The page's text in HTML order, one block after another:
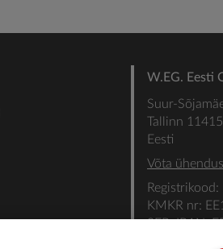
W.EG. Eesti
Suur-
Tallinn 11415
Eesti
Võta
KMKR nr:
SEB: IBAN: